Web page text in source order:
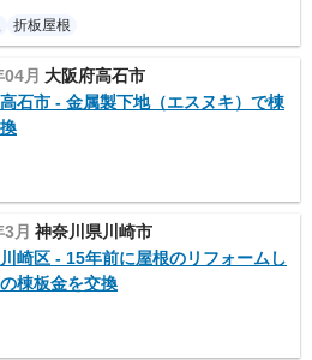
折板屋根
月 大阪府高石市
石市 - 金属製下地（エスヌキ）で棟
月 神奈川県川崎市
崎区 - 15年前に屋根のリフォームし
棟板金を交換